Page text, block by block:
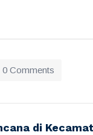
0 Comments
di